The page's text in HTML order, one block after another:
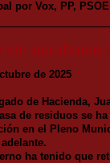
por Vox, PP,
sin aprobarse
de 2025
de Hacienda,
de residuos se
en el Pleno
ha tenido que